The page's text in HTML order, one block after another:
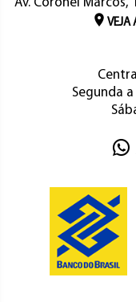
VEJA
Segunda